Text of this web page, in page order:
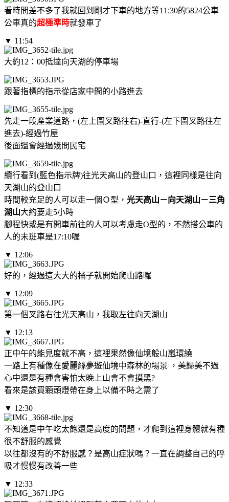
看時間差不多了我就回到剛才下車的地方等11:30的5824公車
公車真的超極準時就發車了
▼ 11:54
大約12：00抵達向天湖的停車場
跟著指標的指示從店家中間的小路進去
先走一段產業道路，(左上圖叉路往右)-直行-(左下圖叉路往左
進去)-經過竹屋
後面還會經過幾間民宅
續行看到(藍色指示牌)往光天高山的登山口，這裡同樣是往向
天湖山的登山口
時間較充足的人可以走一個Ｏ型， 光天高山－向天湖山－三角
湖山大約要走5小時
腳程快或是有開車前往的人可以考慮走O型的，不然搭公車的
人的末班車是17:10喔
▼ 12:06
好的，經過這大大的桶子就開始爬山路囉
▼ 12:09
第一個叉路右往光天高山，我取左往向天湖山
▼ 12:13
正中午的能見度就不高，這裡果然像仙境般山嵐環繞
一路上有種像在愛麗絲夢遊仙境中森林的場景 ，美歸美不過
心中還是有種會害怕太晚上山會不會摸黑?
看來是該買顆頭燈帶在身上以備不時之需了
▼ 12:30
不知道是中午吃太飽還是高度的問題，才爬到這裡身體就有種
很不舒服的感覺
以往都沒有的不舒服感？是高山症狀嗎？一直在調整自己的呼
吸才慢慢有改善一些
▼ 12:33